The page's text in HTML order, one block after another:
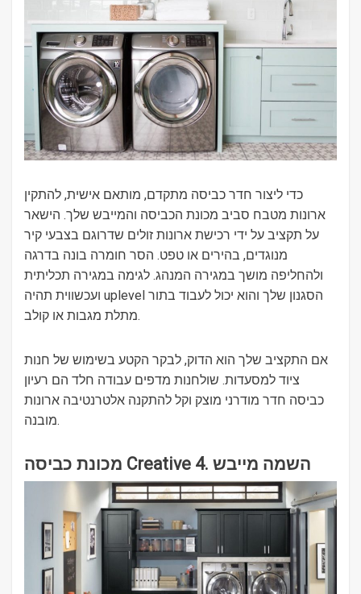
כדי ליצור חדר כביסה מתקדם, מותאם אישית, להתקין
ארונות מטבח סביב מכונת הכביסה והמייבש שלך. הישאר
על תקציב על ידי רכישת ארונות זולים שדרוגם בצבעי קיר
מנוגדים, בהירים או טפט. הסר חומרה בונה בדרגה
ולהחליפה מושך במגירה המנהג. לגימה במגירה תכליתית
ועכשווית תהיה uplevel הסגנון שלך והוא יכול לעבוד בתור
מתלת מגבות או קולב.
אם התקציב שלך הוא הדוק, לבקר הקטע בשימוש של חנות
ציוד למסעדות. שולחנות מדפים עבודה חלד הם רעיון
כביסה חדר מודרני מוצק וקל להתקנה אלטרנטיבה ארונות
מובנה.
מכונת כביסה Creative 4. השמה מייבש